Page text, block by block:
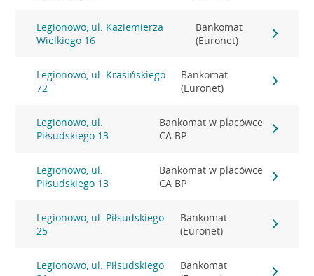
Legionowo, ul. Kaziemierza
Wielkiego 16
Bankomat
(Euronet)
Legionowo, ul. Krasińskiego
72
Bankomat
(Euronet)
Legionowo, ul.
Piłsudskiego 13
Bankomat w placówce
CA BP
Legionowo, ul.
Piłsudskiego 13
Bankomat w placówce
CA BP
Legionowo, ul. Piłsudskiego
25
Bankomat
(Euronet)
Legionowo, ul. Piłsudskiego
Bankomat